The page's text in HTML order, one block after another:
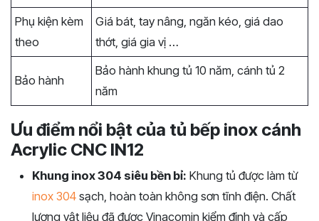
Phụ kiện kèm
theo
Giá bát, tay nâng, ngăn kéo, giá dao
thớt, giá gia vị …
Bảo hành
Bảo hành khung tủ 10 năm, cánh tủ 2
năm
Ưu điểm nổi bật của tủ bếp inox cánh
Acrylic CNC IN12
Khung inox 304 siêu bền bỉ: Khung tủ được làm từ
inox 304 sạch, hoàn toàn không sơn tĩnh điện. Chất
lượng vật liệu đã được Vinacomin kiểm định và cấp